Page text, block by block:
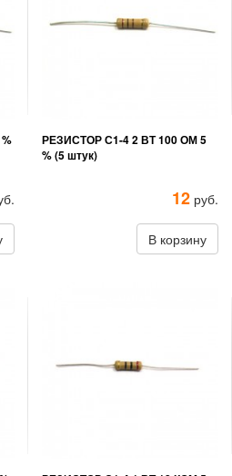
РЕЗИСТОР С1-4 2 ВТ 100 ОМ 5
% (5 штук)
12 руб.
В корзину